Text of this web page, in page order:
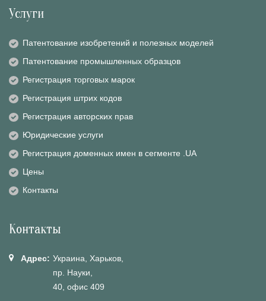
Услуги
Патентование изобретений и полезных моделей
Патентование промышленных образцов
Регистрация торговых марок
Регистрация штрих кодов
Регистрация авторских прав
Юридические услуги
Регистрация доменных имен в сегменте .UA
Цены
Контакты
Контакты
Адрес: Украина, Харьков,
пр. Науки,
40, офис 409